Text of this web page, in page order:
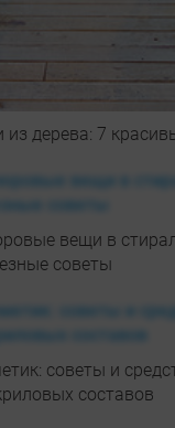
дерева: 7
вещи в
советы
советы и
составов